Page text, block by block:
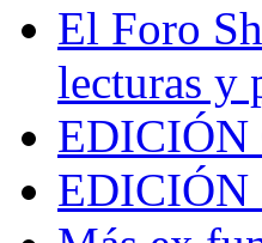
El Foro
lecturas y
EDICIÓN
EDICIÓN